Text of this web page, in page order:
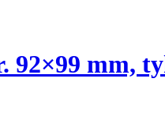
92×99 mm,